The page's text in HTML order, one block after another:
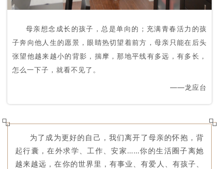
母亲想念成长的孩子，总是单向的；充满青春活力的孩
子奔向他人生的愿景，眼睛热切望着前方，母亲只能在后头
张望他越来越小的背影，揣摩，那地平线有多远，有多长，
怎么一下子，就看不见了。
——龙应台
为了成为更好的自己，我们离开了母亲的怀抱，背
起行囊，在外求学、工作、安家……你的生活圈子离她
越来越远，在你的世界里，有事业、有爱人、有孩子、